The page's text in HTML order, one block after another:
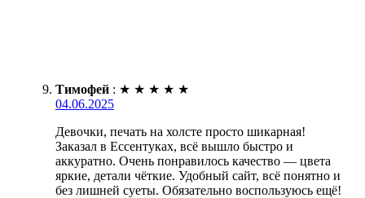
Тимофей : ★ ★ ★ ★ ★
04.06.2025
Девочки, печать на холсте просто шикарная!
Заказал в Ессентуках, всё вышло быстро и
аккуратно. Очень понравилось качество — цвета
яркие, детали чёткие. Удобный сайт, всё понятно и
без лишней суеты. Обязательно воспользуюсь ещё!